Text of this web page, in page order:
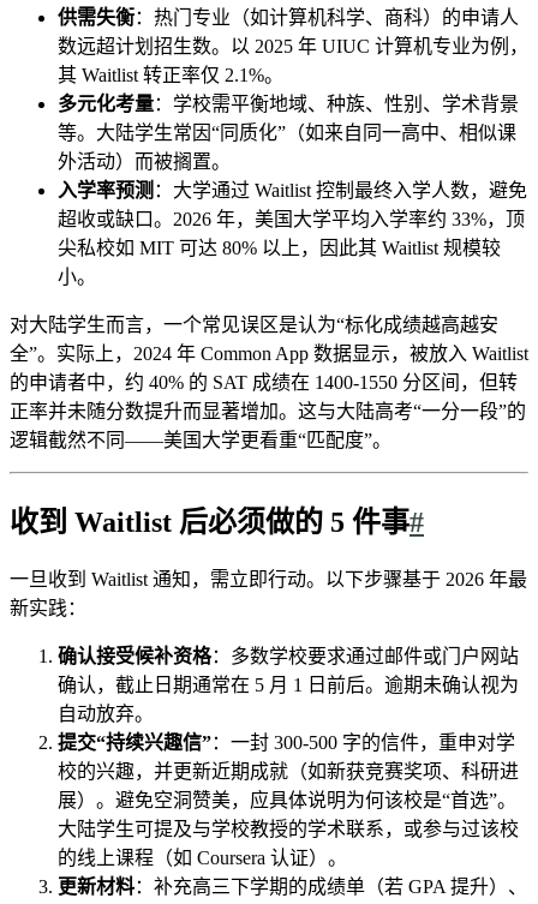
供需失衡：热门专业（如计算机科学、商科）的申请人
数远超计划招生数。以 2025 年 UIUC 计算机专业为例，
其 Waitlist 转正率仅 2.1%。
多元化考量：学校需平衡地域、种族、性别、学术背景
等。大陆学生常因“同质化”（如来自同一高中、相似课
外活动）而被搁置。
入学率预测 ：大学通过 Waitlist 控制最终入学人数，避免
超收或缺口。2026 年，美国大学平均入学率约 33%，顶
尖私校如 MIT 可达 80% 以上，因此其 Waitlist 规模较
小。
对大陆学生而言，一个常见误区是认为“标化成绩越高越安
全”。实际上，2024 年 Common App 数据显示，被放入 Waitlist
的申请者中，约 40% 的 SAT 成绩在 1400-1550 分区间，但转
正率并未随分数提升而显著增加。这与大陆高考“一分一段”的
逻辑截然不同——美国大学更看重“匹配度”。
收到 Waitlist 后必须做的 5 件事#
一旦收到 Waitlist 通知，需立即行动。以下步骤基于 2026 年最
新实践：
确认接受候补资格：多数学校要求通过邮件或门户网站
确认，截止日期通常在 5 月 1 日前后。逾期未确认视为
自动放弃。
提交“持续兴趣信”：一封 300-500 字的信件，重申对学
校的兴趣，并更新近期成就（如新获竞赛奖项、科研进
展）。避免空洞赞美，应具体说明为何该校是“首选”。
大陆学生可提及与学校教授的学术联系，或参与过该校
的线上课程（如 Coursera 认证）。
更新材料：补充高三下学期的成绩单（若 GPA 提升）、